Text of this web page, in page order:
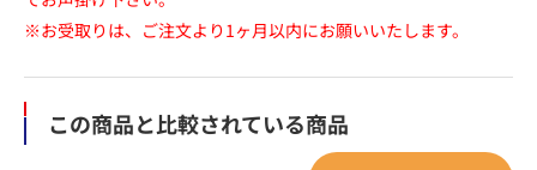
※お受取りは、ご注文より1ヶ月以内にお願いいたします。
この商品と比較されている商品